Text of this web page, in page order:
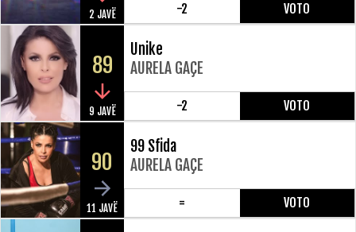
2 JAVË -2 VOTO
89
9 JAVË
Unike
AURELA GAÇE
-2 VOTO
90
11 JAVË
99 Sfida
AURELA GAÇE
= VOTO